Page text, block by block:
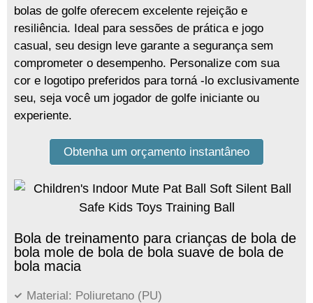
bolas de golfe oferecem excelente rejeição e
resiliência. Ideal para sessões de prática e jogo
casual, seu design leve garante a segurança sem
comprometer o desempenho. Personalize com sua
cor e logotipo preferidos para torná -lo exclusivamente
seu, seja você um jogador de golfe iniciante ou
experiente.
Obtenha um orçamento instantâneo
Bola de treinamento para crianças de bola de
bola mole de bola de bola suave de bola de
bola macia
Material: Poliuretano (PU)